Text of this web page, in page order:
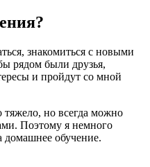
знакомиться с новыми
рядом были друзья,
и пройдут со мной
но всегда можно
Поэтому я немного
домашнее обучение.